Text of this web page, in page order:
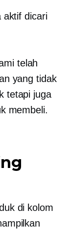
aktif dicari
telah
yang tidak
tetapi juga
membeli.
di kolom